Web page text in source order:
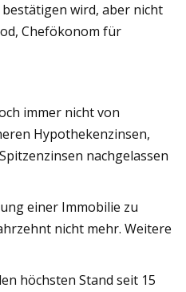
wird, aber nicht
Chefökonom für
immer nicht von
Hypothekenzinsen,
nachgelassen
einer Immobilie zu
nicht mehr. Weitere
höchsten Stand seit 15